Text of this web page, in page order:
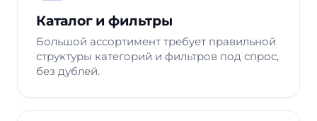
Каталог и фильтры
Большой ассортимент требует правильной
структуры категорий и фильтров под спрос,
без дублей.